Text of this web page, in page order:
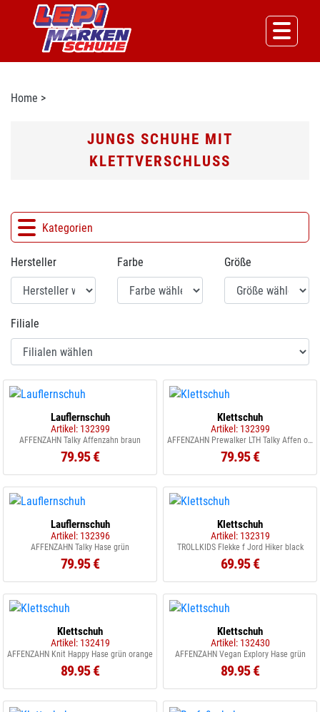
Home >
JUNGS SCHUHE MIT
KLETTVERSCHLUSS
Kategorien
Hersteller Farbe Größe
Filiale
Lauflernschuh
Artikel: 132399
AFFENZAHN Talky Affenzahn braun
79.95 €
Klettschuh
Artikel: 132399
AFFENZAHN Prewalker LTH Talky Affen orange beige
79.95 €
Lauflernschuh
Artikel: 132396
AFFENZAHN Talky Hase grün
79.95 €
Klettschuh
Artikel: 132319
TROLLKIDS Flekke f Jord Hiker black
69.95 €
Klettschuh
Artikel: 132419
AFFENZAHN Knit Happy Hase grün orange
89.95 €
Klettschuh
Artikel: 132430
AFFENZAHN Vegan Explory Hase grün
89.95 €